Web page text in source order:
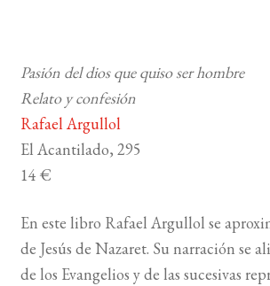
Pasión del dios que quiso ser hombre
Relato y confesión
Rafael Argullol
El Acantilado, 295
14 €
En este libro Rafael Argullol se
de Jesús de Nazaret. Su narración se
de los Evangelios y de las sucesivas